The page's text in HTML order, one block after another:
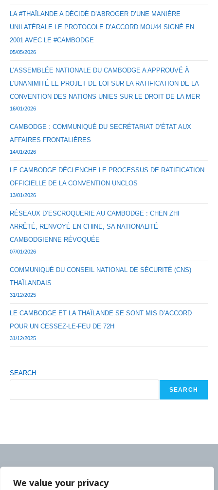
We value your privacy
LA #THAÏLANDE A DÉCIDÉ D’ABROGER D’UNE MANIÈRE
UNILATÉRALE LE PROTOCOLE D’ACCORD MOU44 SIGNÉ EN
2001 AVEC LE #CAMBODGE
05/05/2026
L’ASSEMBLÉE NATIONALE DU CAMBODGE A APPROUVÉ À
L’UNANIMITÉ LE PROJET DE LOI SUR LA RATIFICATION DE LA
CONVENTION DES NATIONS UNIES SUR LE DROIT DE LA MER
16/01/2026
CAMBODGE : COMMUNIQUÉ DU SECRÉTARIAT D’ÉTAT AUX
AFFAIRES FRONTALIÈRES
14/01/2026
LE CAMBODGE DÉCLENCHE LE PROCESSUS DE RATIFICATION
OFFICIELLE DE LA CONVENTION UNCLOS
13/01/2026
RÉSEAUX D’ESCROQUERIE AU CAMBODGE : CHEN ZHI
ARRÊTÉ, RENVOYÉ EN CHINE, SA NATIONALITÉ
CAMBODGIENNE RÉVOQUÉE
07/01/2026
COMMUNIQUÉ DU CONSEIL NATIONAL DE SÉCURITÉ (CNS)
THAÏLANDAIS
31/12/2025
LE CAMBODGE ET LA THAÏLANDE SE SONT MIS D’ACCORD
POUR UN CESSEZ-LE-FEU DE 72H
31/12/2025
SEARCH
SEARCH